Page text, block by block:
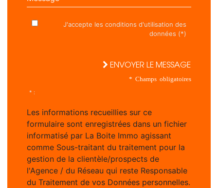
J'accepte les conditions d'utilisation des
données (*)
ENVOYER LE MESSAGE
* Champs obligatoires
* :
Les informations recueillies sur ce
formulaire sont enregistrées dans un fichier
informatisé par La Boite Immo agissant
comme Sous-traitant du traitement pour la
gestion de la clientèle/prospects de
l'Agence / du Réseau qui reste Responsable
du Traitement de vos Données personnelles.